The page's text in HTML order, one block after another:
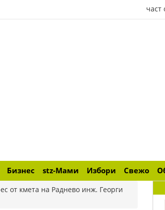
част
Бизнес stz-Мами Избори Свежо
от кмета на Раднево инж. Георги